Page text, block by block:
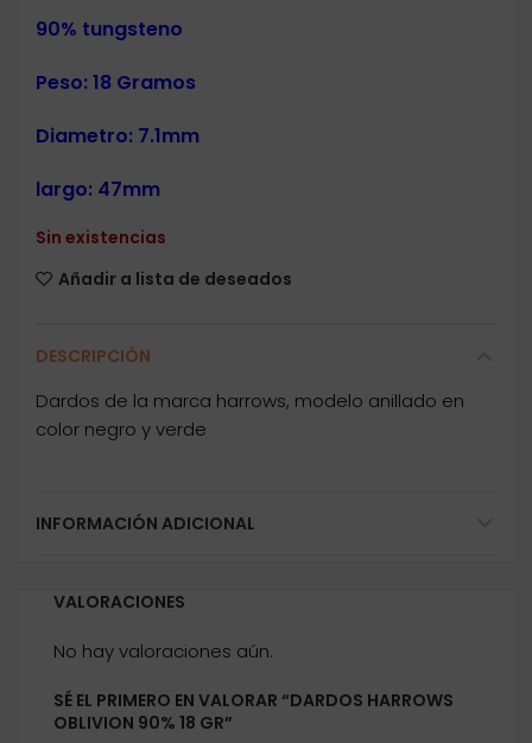
90% tungsteno
Peso: 18 Gramos
Diametro: 7.1mm
largo: 47mm
Sin existencias
Añadir a lista de deseados
DESCRIPCIÓN
Dardos de la marca harrows, modelo anillado en
color negro y verde
INFORMACIÓN ADICIONAL
VALORACIONES
No hay valoraciones aún.
SÉ EL PRIMERO EN VALORAR “DARDOS HARROWS
OBLIVION 90% 18 GR”